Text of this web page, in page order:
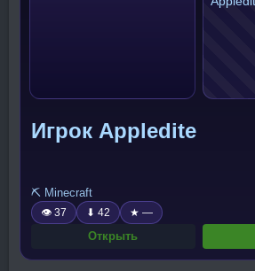
Игрок Appledite
⛏️ Minecraft
👁 37 ⬇ 42 ★ —
Открыть